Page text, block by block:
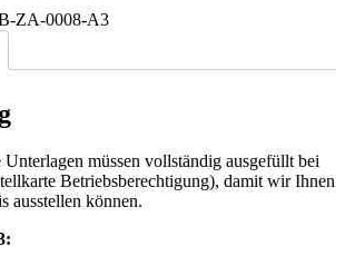
ZA-0008-A3
Unterlagen müssen vollständig ausgefüllt bei
Betriebsberechtigung), damit wir Ihnen
ausstellen können.